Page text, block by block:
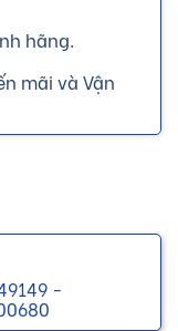
hãng.
mãi và Vận
-